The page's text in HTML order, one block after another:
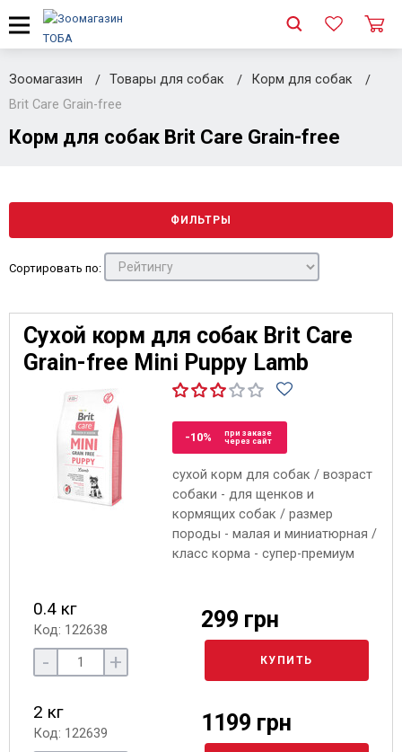
Зоомагазин Товары для собак
Корм для собак
Brit Care Grain-free
Корм для собак Brit Care Grain-free
ФИЛЬТРЫ
Сортировать по:
Сухой корм для собак Brit Care
Grain-free Mini Puppy Lamb
-10%
при заказе
через сайт
сухой корм для собак / возраст
собаки - для щенков и
кормящих собак / размер
породы - малая и миниатюрная /
класс корма - супер-премиум
0.4 кг
Код: 122638 299 грн
- + КУПИТЬ
2 кг
Код: 122639 1199 грн